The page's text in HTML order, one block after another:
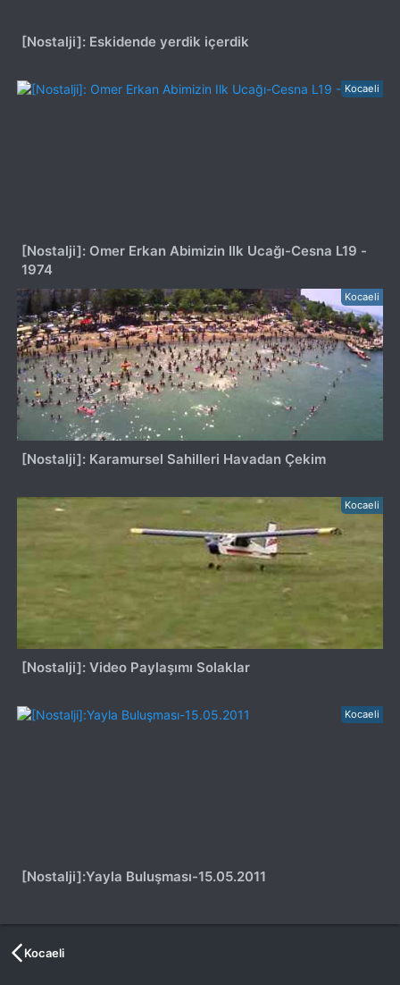
[Nostalji]: Eskidende yerdik içerdik
Kocaeli
[Nostalji]: Omer Erkan Abimizin Ilk Ucağı-Cesna L19 -
1974
Kocaeli
[Nostalji]: Karamursel Sahilleri Havadan Çekim
Kocaeli
[Nostalji]: Video Paylaşımı Solaklar
Kocaeli
[Nostalji]:Yayla Buluşması-15.05.2011
Kocaeli